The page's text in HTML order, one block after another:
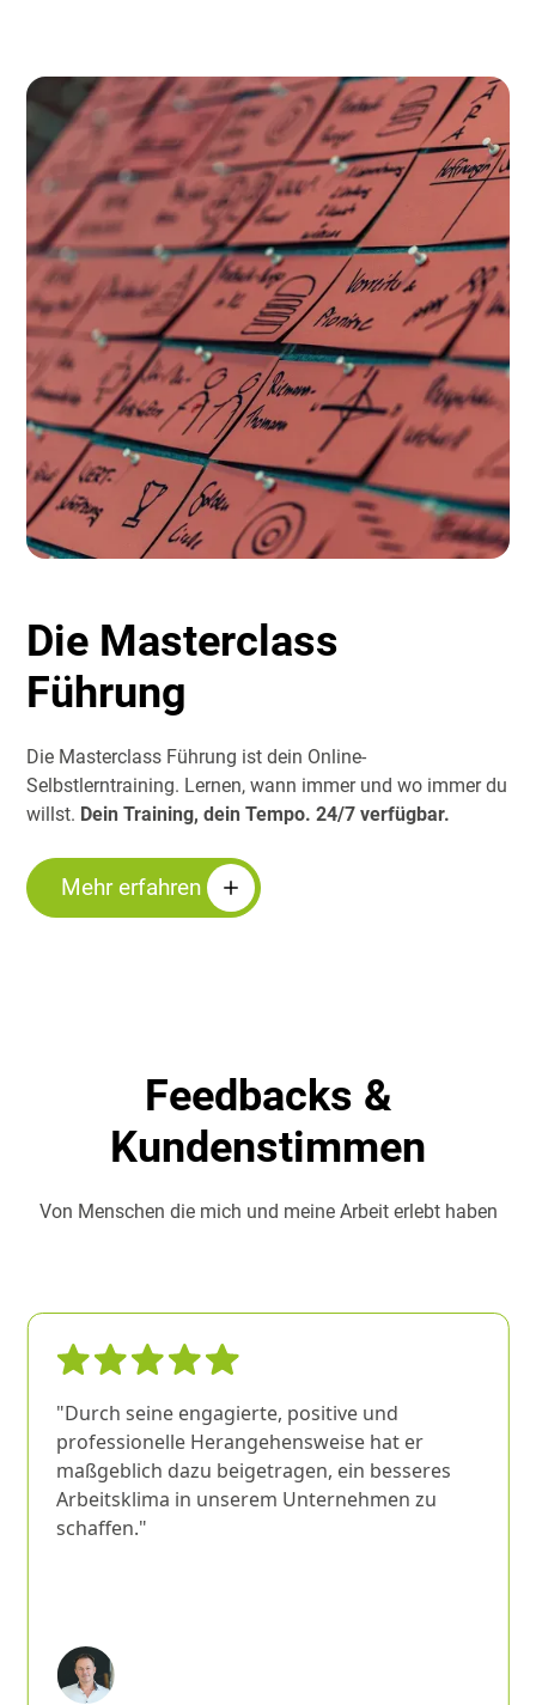
Die Masterclass
Führung
Die Masterclass Führung ist dein Online-
Selbstlerntraining. Lernen, wann immer und wo immer du
willst. Dein Training, dein Tempo. 24/7 verfügbar.
Mehr erfahren
Feedbacks &
Kundenstimmen
Von Menschen die mich und meine Arbeit erlebt haben
"Durch seine engagierte, positive und
professionelle Herangehensweise hat er
maßgeblich dazu beigetragen, ein besseres
Arbeitsklima in unserem Unternehmen zu
schaffen."